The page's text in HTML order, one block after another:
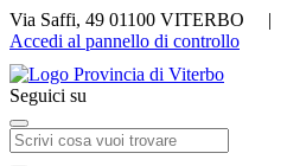
Via Saffi, 49 01100 VITERBO |
Accedi al pannello di controllo
Seguici su